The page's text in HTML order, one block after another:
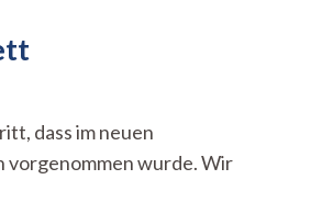
dass im neuen
vorgenommen wurde. Wir